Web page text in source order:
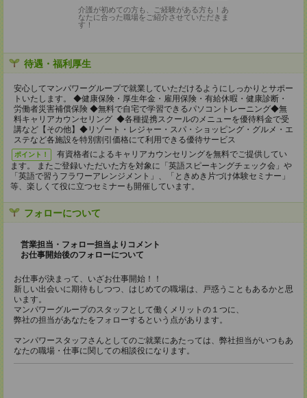
介護が初めての方も、ご経験がある方も！あ
なたに合った職場をご紹介させていただきま
す！
待遇・福利厚生
安心してマンパワーグループで就業していただけるようにしっかりとサポー
トいたします。 ◆健康保険・厚生年金・雇用保険・有給休暇・健康診断・
労働者災害補償保険 ◆無料で自宅で学習できるパソコントレーニング◆無
料キャリアカウンセリング ◆各種提携スクールのメニューを優待料金で受
講など【その他】◆リゾート・レジャー・スパ・ショッピング・グルメ・エ
ステなど各施設を特別割引価格にて利用できる優待サービス
ポイント！
有資格者によるキャリアカウンセリングを無料でご提供してい
ます。 またご登録いただいた方を対象に「英語スピーキングチェック会」や
「英語で習うフラワーアレンジメント」、「ときめき片づけ体験セミナー」
等、楽しくて役に立つセミナーも開催しています。
フォローについて
営業担当・フォロー担当よりコメント
お仕事開始後のフォローについて
お仕事が決まって、いざお仕事開始！！
新しい出会いに期待もしつつ、はじめての職場は、戸惑うこともあるかと思
います。
マンパワーグループのスタッフとして働くメリットの１つに、
弊社の担当があなたをフォローするという点があります。
マンパワースタッフさんとしてのご就業にあたっては、弊社担当がいつもあ
なたの職場・仕事に関しての相談役になります。